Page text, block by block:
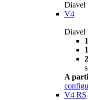
Diavel
V4
Diavel
A
V4 RS